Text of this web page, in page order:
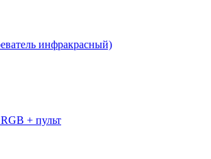
инфракрасный)
+ пульт